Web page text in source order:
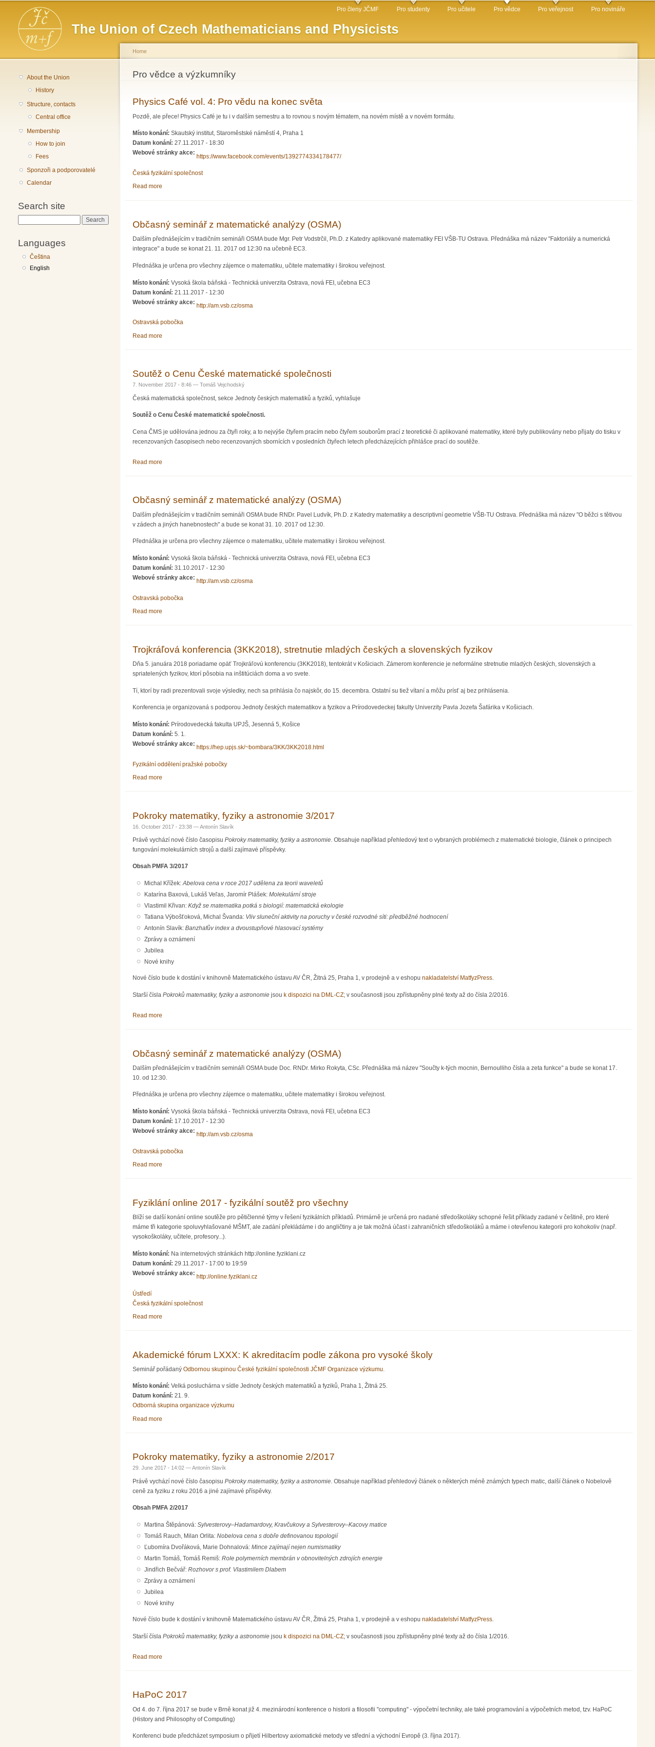
The Union of Czech Mathematicians and Physicists
Main menu Pro členy JČMF Pro studenty Pro učitele Pro vědce Pro veřejnost Pro novináře
About the Union
History
Structure, contacts
Central office
Membership
How to join
Fees
Sponzoři a podporovatelé
Calendar
Search site
Languages
Čeština
English
You are here
Home
Pro vědce a výzkumníky
Physics Café vol. 4: Pro vědu na konec světa
Pozdě, ale přece! Physics Café je tu i v dalším semestru a to rovnou s novým tématem, na novém místě a v novém formátu.
Místo konání: Skautský institut, Staroměstské náměstí 4, Praha 1
Datum konání: 27.11.2017 - 18:30
Webové stránky akce:
https://www.facebook.com/events/1392774334178477/
Česká fyzikální společnost
Read more
Občasný seminář z matematické analýzy (OSMA)
Dalším přednášejícím v tradičním semináři OSMA bude Mgr. Petr Vodstrčil, Ph.D. z Katedry aplikované matematiky FEI VŠB-TU Ostrava. Přednáška má název "Faktoriály a numerická
integrace" a bude se konat 21. 11. 2017 od 12:30 na učebně EC3.
Přednáška je určena pro všechny zájemce o matematiku, učitele matematiky i širokou veřejnost.
Místo konání: Vysoká škola báňská - Technická univerzita Ostrava, nová FEI, učebna EC3
Datum konání: 21.11.2017 - 12:30
Webové stránky akce:
http://am.vsb.cz/osma
Ostravská pobočka
Read more
Soutěž o Cenu České matematické společnosti
7. November 2017 - 8:46 — Tomáš Vejchodský
Česká matematická společnost, sekce Jednoty českých matematiků a fyziků, vyhlašuje
Soutěž o Cenu České matematické společnosti.
Cena ČMS je udělována jednou za čtyři roky, a to nejvýše čtyřem pracím nebo čtyřem souborům prací z teoretické či aplikované matematiky, které byly publikovány nebo přijaty do tisku v
recenzovaných časopisech nebo recenzovaných sbornících v posledních čtyřech letech předcházejících přihlášce prací do soutěže.
Read more
Občasný seminář z matematické analýzy (OSMA)
Dalším přednášejícím v tradičním semináři OSMA bude RNDr. Pavel Ludvík, Ph.D. z Katedry matematiky a descriptivní geometrie VŠB-TU Ostrava. Přednáška má název "O běžci s tětivou
v zádech a jiných hanebnostech" a bude se konat 31. 10. 2017 od 12:30.
Přednáška je určena pro všechny zájemce o matematiku, učitele matematiky i širokou veřejnost.
Místo konání: Vysoká škola báňská - Technická univerzita Ostrava, nová FEI, učebna EC3
Datum konání: 31.10.2017 - 12:30
Webové stránky akce:
http://am.vsb.cz/osma
Ostravská pobočka
Read more
Trojkráľová konferencia (3KK2018), stretnutie mladých českých a slovenských fyzikov
Dňa 5. januára 2018 poriadame opäť Trojkráľovú konferenciu (3KK2018), tentokrát v Košiciach. Zámerom konferencie je neformálne stretnutie mladých českých, slovenských a
spriatelených fyzikov, ktorí pôsobia na inštitúciách doma a vo svete.
Tí, ktorí by radi prezentovali svoje výsledky, nech sa prihlásia čo najskôr, do 15. decembra. Ostatní su tiež vítaní a môžu prísť aj bez prihlásenia.
Konferencia je organizovaná s podporou Jednoty českých matematikov a fyzikov a Prírodovedeckej fakulty Univerzity Pavla Jozefa Šafárika v Košiciach.
Místo konání: Prírodovedecká fakulta UPJŠ, Jesenná 5, Košice
Datum konání: 5. 1.
Webové stránky akce:
https://hep.upjs.sk/~bombara/3KK/3KK2018.html
Fyzikální oddělení pražské pobočky
Read more
Pokroky matematiky, fyziky a astronomie 3/2017
16. October 2017 - 23:38 —Antonín Slavík
Právě vychází nové číslo časopisu Pokroky matematiky, fyziky a astronomie . Obsahuje například přehledový text o vybraných problémech z matematické biologie, článek o principech
fungování molekulárních strojů a další zajímavé příspěvky.
Obsah PMFA 3/2017
Michal Křížek:Abelova cena v roce 2017 udělena za teorii waveletů
Katarína Baxová, Lukáš Veľas, Jaromír Plášek:Molekulární stroje
Vlastimil Křivan:Když se matematika potká s biologií: matematická ekologie
Tatiana Výbošťoková, Michal Švanda: Vliv sluneční aktivity na poruchy v české rozvodné síti: předběžné hodnocení
Antonín Slavík:Banzhafův index a dvoustupňové hlasovací systémy
Zprávy a oznámení
Jubilea
Nové knihy
Nové číslo bude k dostání v knihovně Matematického ústavu AV ČR, Žitná 25, Praha 1, v prodejně a v eshopu nakladatelství MatfyzPress.
Starší čísla Pokroků matematiky, fyziky a astronomie jsou k dispozici na DML-CZ; v současnosti jsou zpřístupněny plné texty až do čísla 2/2016.
Read more
Občasný seminář z matematické analýzy (OSMA)
Dalším přednášejícím v tradičním semináři OSMA bude Doc. RNDr. Mirko Rokyta, CSc. Přednáška má název "Součty k-tých mocnin, Bernoulliho čísla a zeta funkce" a bude se konat 17.
10. od 12:30.
Přednáška je určena pro všechny zájemce o matematiku, učitele matematiky i širokou veřejnost.
Místo konání: Vysoká škola báňská - Technická univerzita Ostrava, nová FEI, učebna EC3
Datum konání: 17.10.2017 - 12:30
Webové stránky akce:
http://am.vsb.cz/osma
Ostravská pobočka
Read more
Fyziklání online 2017 - fyzikální soutěž pro všechny
Blíží se další konání online soutěže pro pětičlenné týmy v řešení fyzikálních příkladů. Primárně je určená pro nadané středoškoláky schopné řešit příklady zadané v češtině, pro které
máme tři kategorie spoluvyhlašované MŠMT, ale zadání překládáme i do angličtiny a je tak možná účast i zahraničních středoškoláků a máme i otevřenou kategorii pro kohokoliv (např.
vysokoškoláky, učitele, profesory...).
Místo konání: Na internetových stránkách http://online.fyziklani.cz
Datum konání: 29.11.2017 - 17:00 to 19:59
Webové stránky akce:
http://online.fyziklani.cz
Ústředí
Česká fyzikální společnost
Read more
Akademické fórum LXXX: K akreditacím podle zákona pro vysoké školy
Seminář pořádaný Odbornou skupinou České fyzikální společnosti JČMF Organizace výzkumu.
Místo konání: Velká posluchárna v sídle Jednoty českých matematiků a fyziků, Praha 1, Žitná 25.
Datum konání: 21. 9.
Odborná skupina organizace výzkumu
Read more
Pokroky matematiky, fyziky a astronomie 2/2017
29. June 2017 - 14:02 —Antonín Slavík
Právě vychází nové číslo časopisu Pokroky matematiky, fyziky a astronomie . Obsahuje například přehledový článek o některých méně známých typech matic, další článek o Nobelově
ceně za fyziku z roku 2016 a jiné zajímavé příspěvky.
Obsah PMFA 2/2017
Martina Štěpánová:Sylvesterovy–Hadamardovy, Kravčukovy a Sylvesterovy–Kacovy matice
Tomáš Rauch, Milan Orlita:Nobelova cena s dobře definovanou topologií
Ľubomíra Dvořáková, Marie Dohnalová:Mince zajímají nejen numismatiky
Martin Tomáš, Tomáš Remiš:Role polymerních membrán v obnovitelných zdrojích energie
Jindřich Bečvář:Rozhovor s prof. Vlastimilem Dlabem
Zprávy a oznámení
Jubilea
Nové knihy
Nové číslo bude k dostání v knihovně Matematického ústavu AV ČR, Žitná 25, Praha 1, v prodejně a v eshopu nakladatelství MatfyzPress.
Starší čísla Pokroků matematiky, fyziky a astronomie jsou k dispozici na DML-CZ; v současnosti jsou zpřístupněny plné texty až do čísla 1/2016.
Read more
HaPoC 2017
Od 4. do 7. října 2017 se bude v Brně konat již 4. mezinárodní konference o historii a filosofii "computing" - výpočetní techniky, ale také programování a výpočetních metod, tzv. HaPoC
(History and Philosophy of Computing)
Konferenci bude předcházet symposium o přijetí Hilbertovy axiomatické metody ve střední a východní Evropě (3. října 2017).